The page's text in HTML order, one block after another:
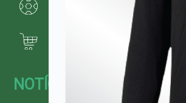
NOTÍCIAS